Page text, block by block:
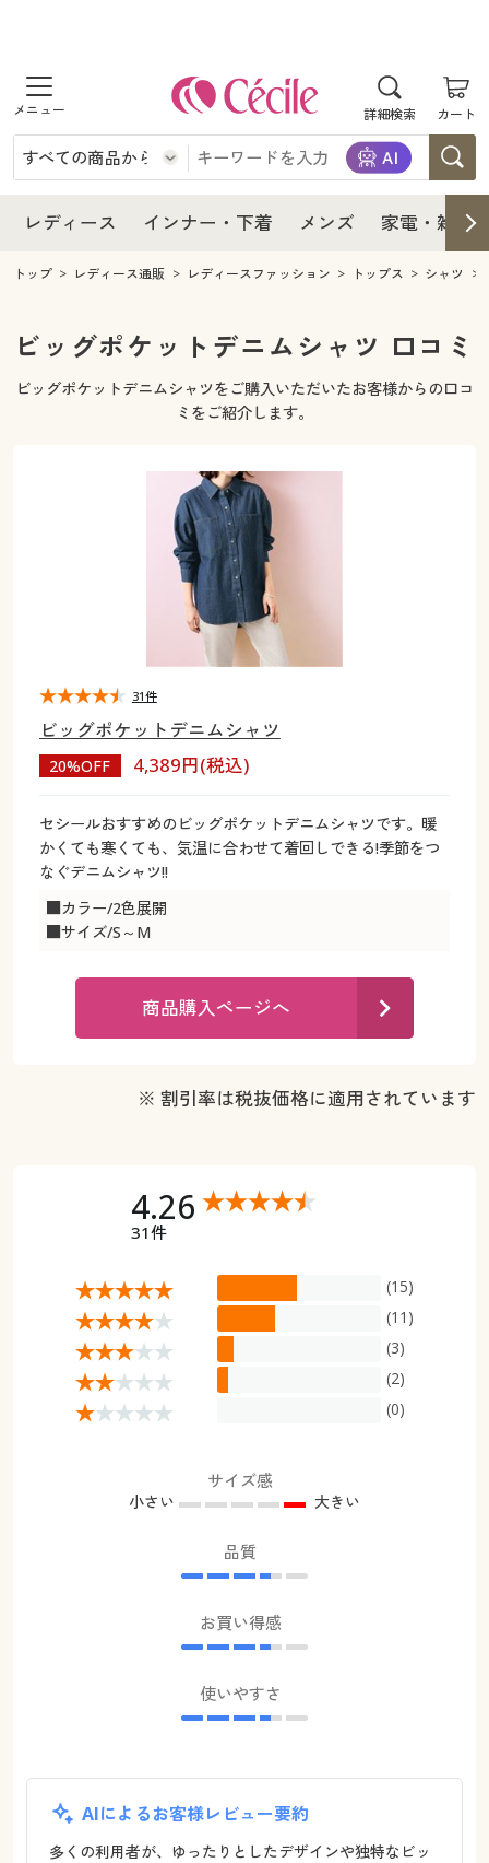
詳細検索 カート
商品を探す
レディース
レディースファッション
女性下着
インナー・下着
インナー・下着通販すべて
女性下着
メンズ下着
メンズ
メンズ通販すべて
メンズファッション
家電・雑貨
家電・雑貨すべて
キッチン・雑貨・日用品
寝具・インテリア・家具
カーテン・ラグ・ファブリック
美容・健康通販すべて
美容・健康・サプリメント
制服・スクールすべて
ジュニア・ティーンズ下着
大きいサイズ通販すべて
大きいサイズ レディース服
大きいサイズ レディース下着
大きいサイズ メンズ
大きいサイズ 事務・制服
バーゲンセール
シークレットセール
詳細検索
商品カテゴリ一覧
カタログ・チラシからのご注文
デジタルカタログ
カタログ無料プレゼント
会員メニュー
ご利用ガイド
よくある質問とお問い合わせ
レディース インナー・下着 メンズ 家電・雑貨
レディース
レディース通販すべて
レディースファッション
インナー・下着
インナー・下着通販すべて
ジュニア・ティーンズ下着
メンズ
メンズ下着
家電
寝具・インテリア・家具通販すべて
カーテン・ラグ・ファブリック
美容・健康
美容・健康・サプリメント
制服・スクールすべて
ジュニア・ティーンズ下着
大きいサイズ通販すべて
大きいサイズ レディース服
大きいサイズ レディース下着
シークレットセール
商品カテゴリ一覧
カタログ
デジタルカタログ
カタログ無料プレゼント
ご利用ガイド
よくある質問とお問い合わせ
トップ レディース通販 レディースファッション トップス シャツ
ビッグポケットデニムシャツ 口コミ
ビッグポケットデニムシャツをご購入いただいたお客様からの口コ
ミをご紹介します。
ビッグポケットデニムシャツ
20%OFF 4,389円(税込)
セシールおすすめのビッグポケットデニムシャツです。暖
かくても寒くても、気温に合わせて着回しできる!季節をつ
なぐデニムシャツ!!
■カラー/2色展開
■サイズ/S～M
31件
商品購入ページへ
※ 割引率は税抜価格に適用されています
4.26
31件
(15)
(11)
(3)
(2)
(0)
サイズ感
小さい 大きい
品質
お買い得感
使いやすさ
AIによるお客様レビュー要約
多くの利用者が、ゆったりとしたデザインや独特なビッ